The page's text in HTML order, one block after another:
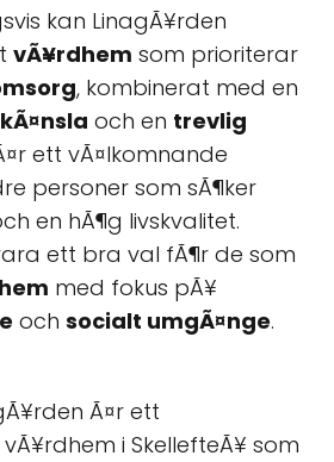
kan LinagÃ¥rden
vÃ¥rdhem som prioriterar
, kombinerat med en
och en trevlig
ett vÃ¤lkomnande
personer som sÃ¶ker
en hÃ¶g livskvalitet.
ett bra val fÃ¶r de som
med fokus pÃ¥
och socialt umgÃ¤nge.
Ã¤r ett
i SkellefteÃ¥ som